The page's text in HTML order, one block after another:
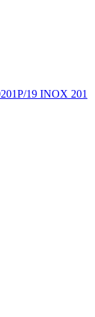
19 INOX 201